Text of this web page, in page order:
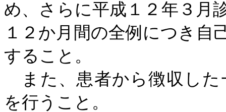
め、さらに平成１２年３月
１２か月間の全例につき自
すること。
また、患者から徴収した
を行うこと。